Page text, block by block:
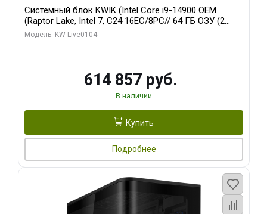
Системный блок KWIK (Intel Core i9-14900 OEM
(Raptor Lake, Intel 7, C24 16EC/8PC// 64 ГБ ОЗУ (2
модуля)/ Afox RTX4090 24GB GDDR6X 384-Bit 3xDP
Модель: KW-Live0104
614 857 руб.
В наличии
Купить
Подробнее